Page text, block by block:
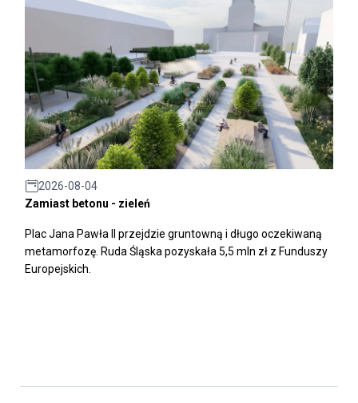
2026-08-04
Zamiast betonu - zieleń
Plac Jana Pawła II przejdzie gruntowną i długo oczekiwaną
metamorfozę. Ruda Śląska pozyskała 5,5 mln zł z Funduszy
Europejskich.